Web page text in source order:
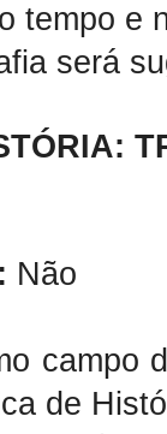
tempo e
será
Não
campo
de